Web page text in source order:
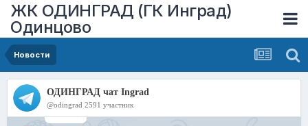
ЖК ОДИНГРАД (ГК Инград)
Одинцово
Новости